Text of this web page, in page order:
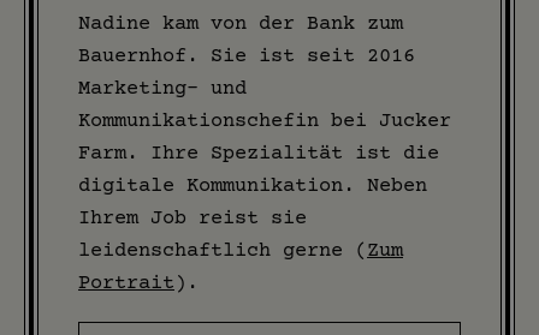
Nadine kam von der Bank zum
Bauernhof. Sie ist seit 2016
Marketing- und
Kommunikationschefin bei Jucker
Farm. Ihre Spezialität ist die
digitale Kommunikation. Neben
Ihrem Job reist sie
leidenschaftlich gerne ( Zum
Portrait ).